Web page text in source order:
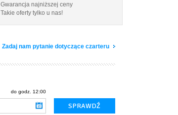
Gwarancja najniższej ceny
Takie oferty tylko u nas!
Zadaj nam pytanie dotyczące czarteru
do godz. 12:00